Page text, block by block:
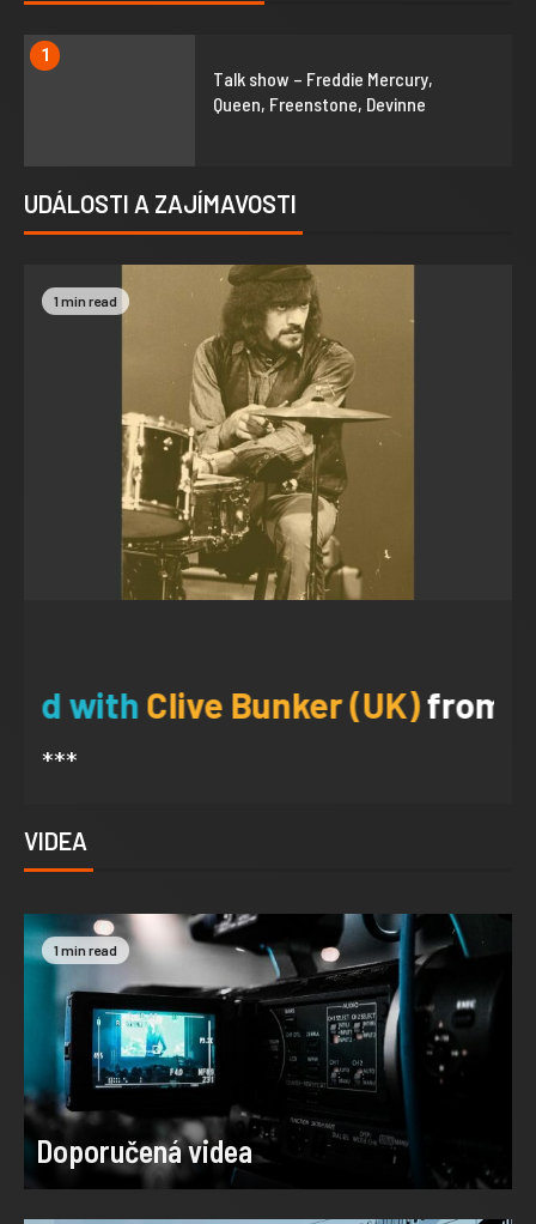
1
Talk show – Freddie Mercury,
Queen, Freenstone, Devinne
UDÁLOSTI A ZAJÍMAVOSTI
1 min read
Clive Bunker (UK)from Jethro
***
VIDEA
1 min read
Doporučená videa